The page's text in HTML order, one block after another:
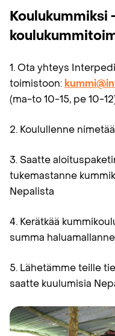
Koulukummiksi
1. Ota yhteys
toimistoon:
(ma-to 10−15, pe 10-
2. Koulullenne
3. Saatte
tukemastanne
Nepalista
4. Kerätkää
summa
5. Lähetämme teille
saatte kuulumisia